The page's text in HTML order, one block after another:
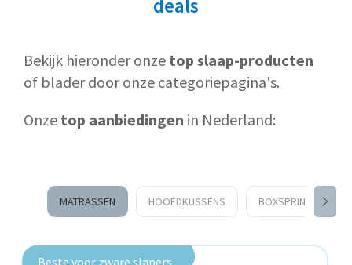
deals
Bekijk hieronder onze top slaap-producten
of blader door onze categoriepagina's.
Onze top aanbiedingen in Nederland:
MATRASSEN HOOFDKUSSENS BOXSPRINGS
Beste voor zware slapers